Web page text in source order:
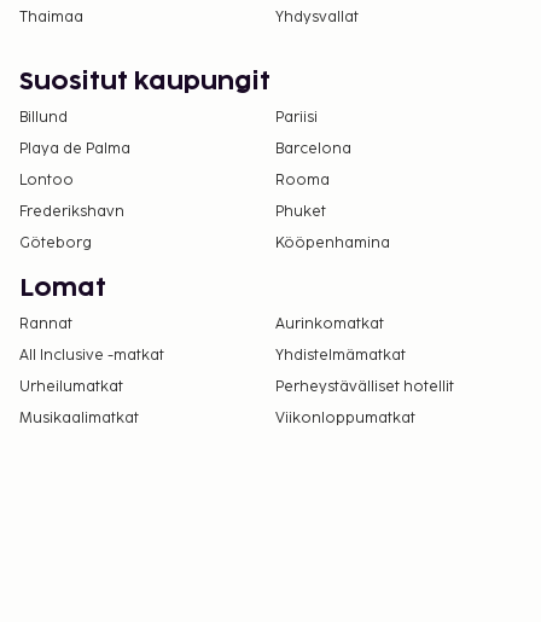
Thaimaa
Yhdysvallat
Suositut kaupungit
Billund
Pariisi
Playa de Palma
Barcelona
Lontoo
Rooma
Frederikshavn
Phuket
Göteborg
Kööpenhamina
Lomat
Rannat
Aurinkomatkat
All Inclusive -matkat
Yhdistelmämatkat
Urheilumatkat
Perheystävälliset hotellit
Musikaalimatkat
Viikonloppumatkat